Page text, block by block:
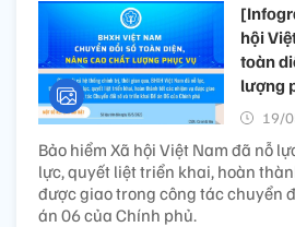
hội
toàn
lượng
19/
Bảo hiểm Xã hội Việt Nam đã nỗ
lực, quyết liệt triển khai, hoàn
được giao trong công tác chuyển
án 06 của Chính phủ.